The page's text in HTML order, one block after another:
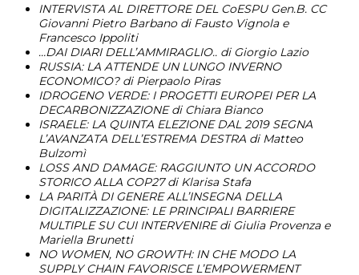
INTERVISTA AL DIRETTORE DEL CoESPU Gen.B. CC
Giovanni Pietro Barbano di Fausto Vignola e
Francesco Ippoliti
…DAI DIARI DELL’AMMIRAGLIO.. di Giorgio Lazio
RUSSIA: LA ATTENDE UN LUNGO INVERNO
ECONOMICO? di Pierpaolo Piras
IDROGENO VERDE: I PROGETTI EUROPEI PER LA
DECARBONIZZAZIONEdi Chiara Bianco
ISRAELE: LA QUINTA ELEZIONE DAL 2019 SEGNA
L’AVANZATA DELL’ESTREMA DESTRA di Matteo
Bulzomì
LOSS AND DAMAGE: RAGGIUNTO UN ACCORDO
STORICO ALLA COP27di Klarisa Stafa
LA PARITÀ DI GENERE ALL’INSEGNA DELLA
DIGITALIZZAZIONE: LE PRINCIPALI BARRIERE
MULTIPLE SU CUI INTERVENIREdi Giulia Provenza e
Mariella Brunetti
NO WOMEN, NO GROWTH: IN CHE MODO LA
SUPPLY CHAIN FAVORISCE L’EMPOWERMENT